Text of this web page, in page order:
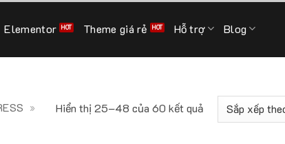
Elementor Theme giá rẻ Hỗ trợ Blog
»
Hiển thị 25–48 của 60 kết quả
sắp